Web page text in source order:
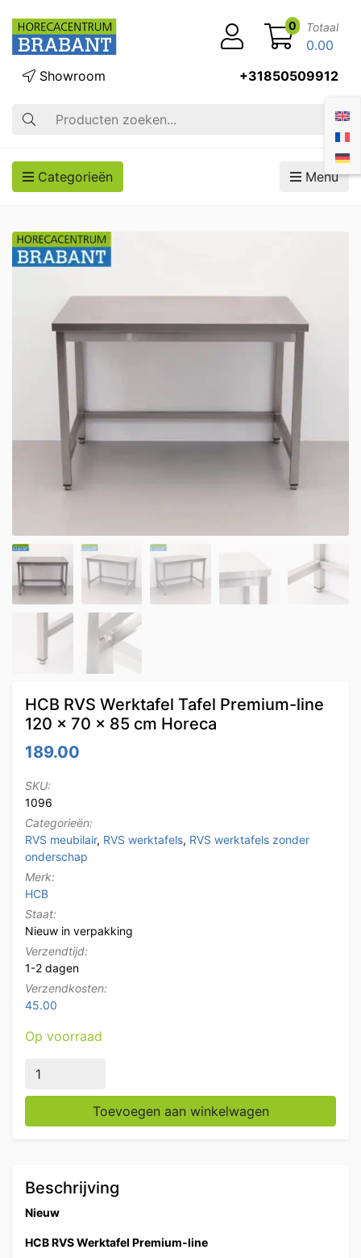
Zoek op
Showroom +31850509912
0 Totaal
0.00
Categorieën Menu
HCB RVS Werktafel Tafel Premium-line
120 x 70 x 85 cm Horeca
189.00
SKU:
1096
Categorieën:
RVS meubilair, RVS werktafels, RVS werktafels zonder
onderschap
Merk:
HCB
Staat:
Nieuw in verpakking
Verzendtijd:
1-2 dagen
Verzendkosten:
45.00
Op voorraad
HCB RVS Werktafel Tafel Premium-line 120 x 70 x 85
Toevoegen aan winkelwagen
Beschrijving
Nieuw
HCB RVS Werktafel Premium-line